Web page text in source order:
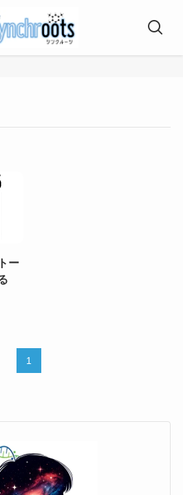
ー
1